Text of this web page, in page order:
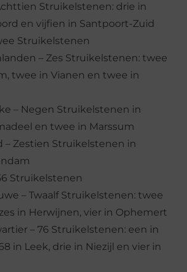
Struikelstenen: drie in
en vijfien in Santpoort-Zuid
Struikelstenen
– Zes Struikelstenen: twee
twee in Vianen en twee in
– Negen Struikelstenen in
en twee in Marssum
– Zestien Struikelstenen in
Struikelstenen
– Twaalf Struikelstenen: twee
in Herwijnen, vier in Ophemert
– 76 Struikelstenen: een in
in Leek, drie in Niezijl en vier in